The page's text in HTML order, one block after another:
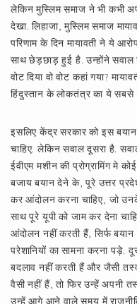
लेकिन मुस्लिम समाज ने भी कभी
देखा. लिहाजा, मुस्लिम समाज
परिणाम के दिन मायावती ने ये
साथ छेड़छाड़ हुई है. उन्होंने सवाल
वोट दिया वो वोट कहां गया?
हिंदुस्तान के लोकतंत्र का ये सबसे
इसलिए केंद्र सरकार को इस
चाहिए. लेकिन सवाल दूसरा है.
ईवीएम मशीन की प्रोग्रामिंग मे
बजाय बयान देने के, पूरे उत्तर
कर आंदोलन करना चाहिए, जो
साथ पूरे यूपी को जाम कर देना
आंदोलन नहीं करती हैं, सिर्फ
परेशानियों का सामना करना पड़े.
बदलाव नहीं करती हैं और जैसी
वैसी नहीं हैं, तो फिर उन्हें अपनी
उन्हें आगे आने वाले समय में